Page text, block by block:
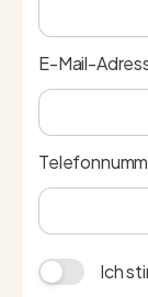
E-Mail-
Ich